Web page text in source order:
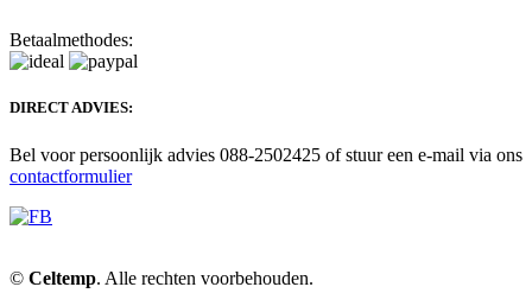
Betaalmethodes:
DIRECT ADVIES:
Bel voor persoonlijk advies 088-2502425 of stuur een e-mail via ons
contactformulier
© Celtemp. Alle rechten voorbehouden.